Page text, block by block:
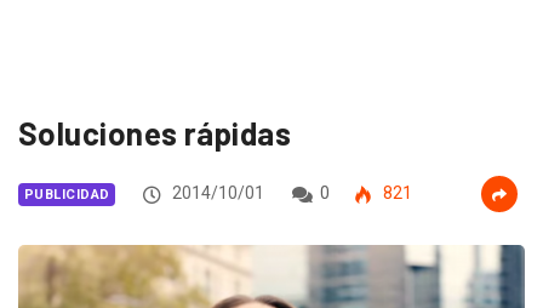
Soluciones rápidas
PUBLICIDAD 2014/10/01 0 821